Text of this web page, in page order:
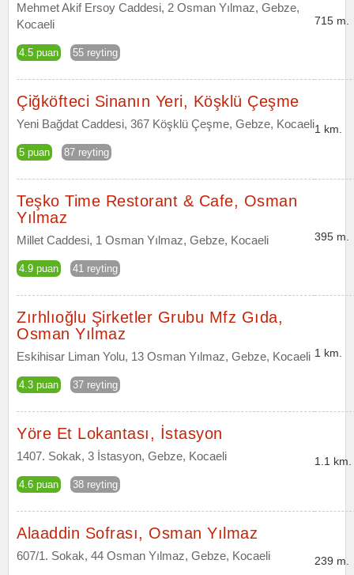
Mehmet Akif Ersoy Caddesi, 2 Osman Yılmaz, Gebze,
Kocaeli
4.5 puan 55 reyting
715 m.
Çiğköfteci Sinanın Yeri, Köşklü Çeşme
Yeni Bağdat Caddesi, 367 Köşklü Çeşme, Gebze, Kocaeli
5 puan 87 reyting
1 km.
Teşko Time Restorant & Cafe, Osman
Yılmaz
Millet Caddesi, 1 Osman Yılmaz, Gebze, Kocaeli
4.9 puan 41 reyting
395 m.
Zırhlıoğlu Şirketler Grubu Mfz Gıda,
Osman Yılmaz
Eskihisar Liman Yolu, 13 Osman Yılmaz, Gebze, Kocaeli
4.3 puan 37 reyting
1 km.
Yöre Et Lokantası, İstasyon
1407. Sokak, 3 İstasyon, Gebze, Kocaeli
4.6 puan 38 reyting
1.1 km.
Alaaddin Sofrası, Osman Yılmaz
607/1. Sokak, 44 Osman Yılmaz, Gebze, Kocaeli 239 m.